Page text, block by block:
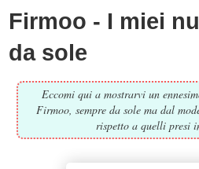
Firmoo - I miei
da sole
Eccomi qui a mostrarvi un
Firmoo, sempre da sole ma dal
rispetto a quelli presi